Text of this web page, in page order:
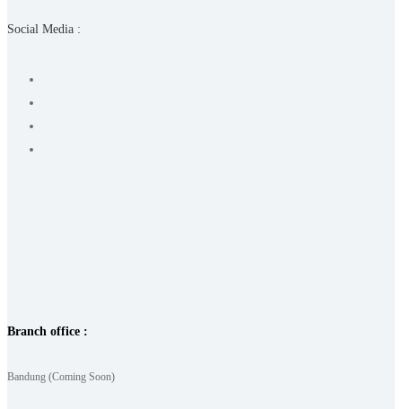
Social Media :
Branch office :
Bandung (Coming Soon)